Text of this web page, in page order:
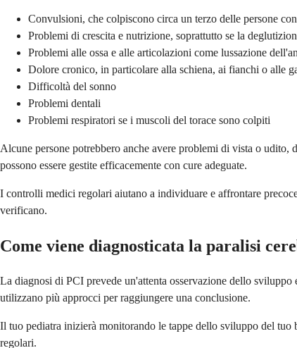
Convulsioni, che colpiscono circa un terzo delle persone
Problemi di crescita e nutrizione, soprattutto se la
Problemi alle ossa e alle articolazioni come lussazione
Dolore cronico, in particolare alla schiena, ai fianchi o alle
Difficoltà del sonno
Problemi dentali
Problemi respiratori se i muscoli del torace sono colpiti
Alcune persone potrebbero anche avere problemi di vista o
possono essere gestite efficacemente con cure adeguate.
I controlli medici regolari aiutano a individuare e affrontare
verificano.
Come viene diagnosticata la paralisi
La diagnosi di PCI prevede un'attenta osservazione dello
utilizzano più approcci per raggiungere una conclusione.
Il tuo pediatra inizierà monitorando le tappe dello sviluppo del
regolari.